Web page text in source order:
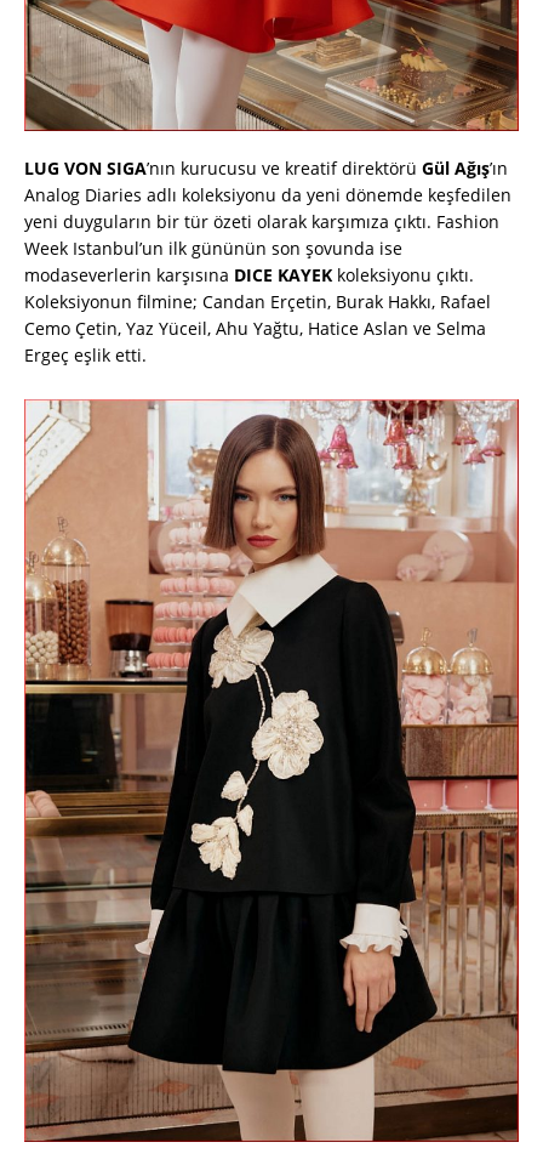
LUG VON SIGA’nın kurucusu ve kreatif direktörü Gül Ağış’ın
Analog Diaries adlı koleksiyonu da yeni dönemde keşfedilen
yeni duyguların bir tür özeti olarak karşımıza çıktı. Fashion
Week Istanbul’un ilk gününün son şovunda ise
modaseverlerin karşısına DICE KAYEK koleksiyonu çıktı.
Koleksiyonun filmine; Candan Erçetin, Burak Hakkı, Rafael
Cemo Çetin, Yaz Yüceil, Ahu Yağtu, Hatice Aslan ve Selma
Ergeç eşlik etti.